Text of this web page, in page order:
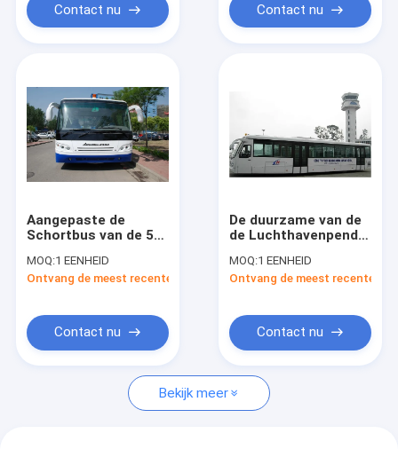
Producten
Ongeveer ons
Fabrieksreis
Nieuws
Verzoek om een Citaat
De Bus van de luchthavenschort
Contact nu Contact nu
Aangepaste de
Schortbus van de 51
de Kleine het Draaien
Bus van de
MOQ:1 EENHEID
Ontvang de meest recente Prijs
Contact nu
De duurzame van de
de Luchthavenpendel
de Bushelling met
Regelbare Zetels
MOQ:1 EENHEID
Ontvang de meest recente
Contact nu
Bekijk meer